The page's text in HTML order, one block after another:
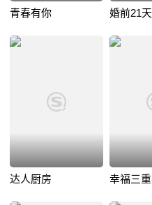
青春有你 婚前21天
达人厨房 幸福三